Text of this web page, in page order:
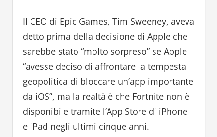
Il CEO di Epic Games, Tim Sweeney, aveva
detto prima della decisione di Apple che
sarebbe stato “molto sorpreso” se Apple
“avesse deciso di affrontare la tempesta
geopolitica di bloccare un’app importante
da iOS”, ma la realtà è che Fortnite non è
disponibile tramite l’App Store di iPhone
e iPad negli ultimi cinque anni.